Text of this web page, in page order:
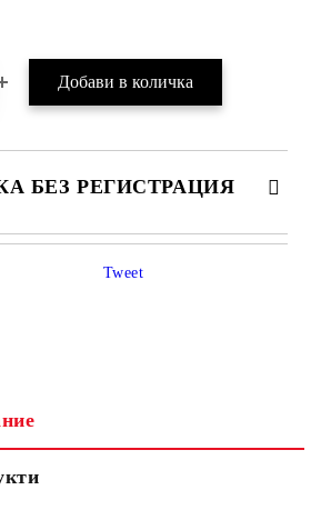
БЕЗ РЕГИСТРАЦИЯ
Tweet